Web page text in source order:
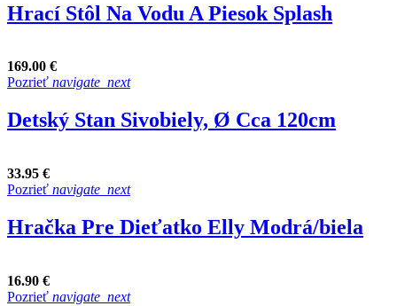
Hrací Stôl Na Vodu A Piesok Splash
169.00 €
Pozrieť navigate_next
Detský Stan Sivobiely, Ø Cca 120cm
33.95 €
Pozrieť navigate_next
Hračka Pre Dieťatko Elly Modrá/biela
16.90 €
Pozrieť navigate_next